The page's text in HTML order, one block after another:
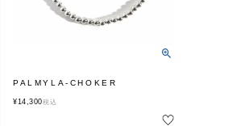
PALMYLA-CHOKER
¥14,300税込